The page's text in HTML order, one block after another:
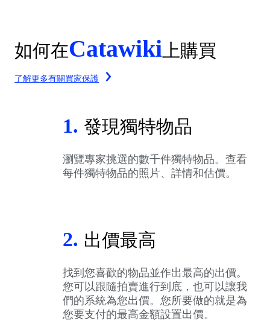
如何在Catawiki 上購買
了解更多有關買家保護
1. 發現獨特物品
瀏覽專家挑選的數千件獨特物品。查看
每件獨特物品的照片、詳情和估價。
2. 出價最高
找到您喜歡的物品並作出最高的出價。
您可以跟隨拍賣進行到底，也可以讓我
們的系統為您出價。您所要做的就是為
您要支付的最高金額設置出價。